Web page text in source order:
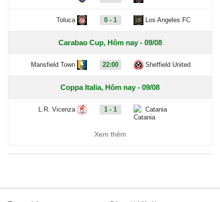
Toluca 0 - 1 Los Angeles FC
Carabao Cup, Hôm nay - 09/08
Mansfield Town 22:00 Sheffield United
Coppa Italia, Hôm nay - 09/08
L.R. Vicenza 1 - 1 Catania
3 - 1
Xem thêm